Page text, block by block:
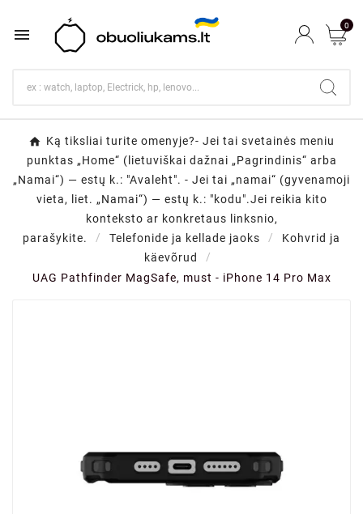
 0
Ką tiksliai turite omenyje?- Jei tai svetainės meniu
punktas „Home“ (lietuviškai dažnai „Pagrindinis“ arba
„Namai“) — estų k.: "Avaleht". - Jei tai „namai“ (gyvenamoji
vieta, liet. „Namai“) — estų k.: "kodu".Jei reikia kito
konteksto ar konkretaus linksnio,
parašykite.
Telefonide ja kellade jaoks
Kohvrid ja
käevõrud
UAG Pathfinder MagSafe, must - iPhone 14 Pro Max